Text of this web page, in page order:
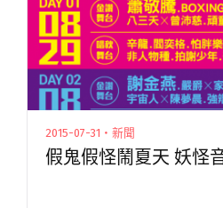
2015-07-31・新聞
假鬼假怪鬧夏天 妖怪